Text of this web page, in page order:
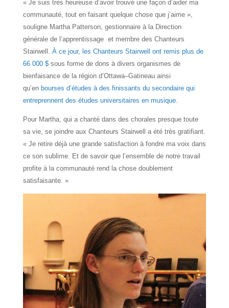
« Je suis très heureuse d’avoir trouvé une façon d’aider ma
communauté, tout en faisant quelque chose que j’aime »,
souligne Martha Patterson, gestionnaire à la Direction
générale de l’apprentissage et membre des Chanteurs
Stairwell. À ce jour, les Chanteurs Stairwell ont remis plus de
66 000 $ sous forme de dons à divers organismes de
bienfaisance de la région d’Ottawa–Gatineau ainsi
qu’en bourses d’études à des finissants du secondaire qui
entreprennent des études universitaires en musique.
Pour Martha, qui a chanté dans des chorales presque toute
sa vie, se joindre aux Chanteurs Stairwell a été très gratifiant.
« Je retire déjà une grande satisfaction à fondre ma voix dans
ce son sublime. Et de savoir que l’ensemble de notre travail
profite à la communauté rend la chose doublement
satisfaisante. »